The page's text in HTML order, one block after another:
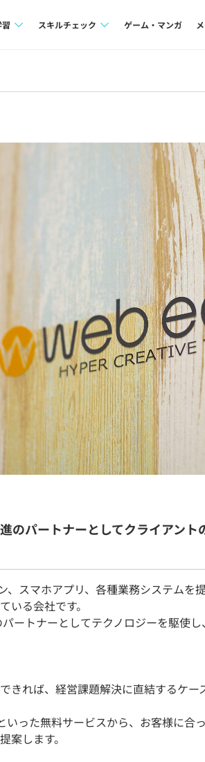
法人向けプラン
契約内容・クーポン
スキルチェック ゲーム・マンガ
のパートナーとしてクライアント
、スマホアプリ、各種業務システムを
いる会社です。
ートナーとしてテクノロジーを駆使
きれば、経営課題解決に直結するケー
いった無料サービスから、お客様に合
案します。